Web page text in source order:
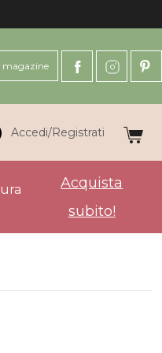
magazine
Accedi/Registrati
Acquista
subito!